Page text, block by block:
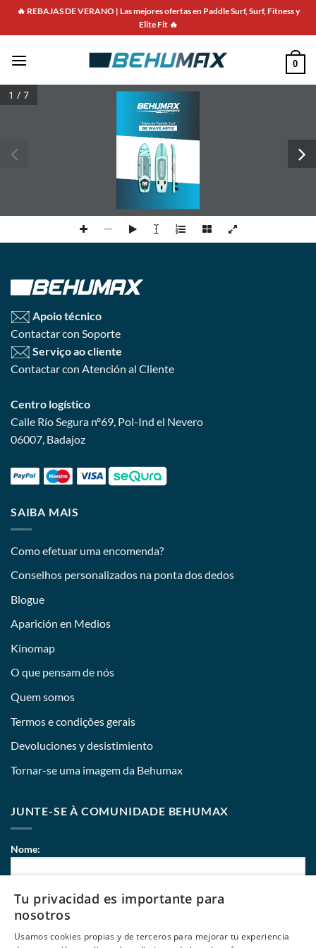
Saltar
conteúdo
🔥 REBAJAS DE VERANO | Las mejores ofertas en Paddle Surf, Surf, Fitness y
Elite Fit 🔥
0
BE WAVE ARTIC
Tabla de Paddle Surf
1 / 7
Apoio técnico
Contactar con Soporte
Serviço ao cliente
Contactar con Atención al Cliente
Centro logístico
Calle Río Segura nº69, Pol-Ind el Nevero
06007, Badajoz
SAIBA MAIS
Como efetuar uma encomenda?
Conselhos personalizados na ponta dos dedos
Blogue
Aparición en Medios
Kinomap
O que pensam de nós
Quem somos
Termos e condições gerais
Devoluciones y desistimiento
Tornar-se uma imagem da Behumax
JUNTE-SE À COMUNIDADE BEHUMAX
Nome:
Correio eletrónico:
Tu privacidad es importante para
nosotros
Usamos cookies propias y de terceros para mejorar tu experiencia